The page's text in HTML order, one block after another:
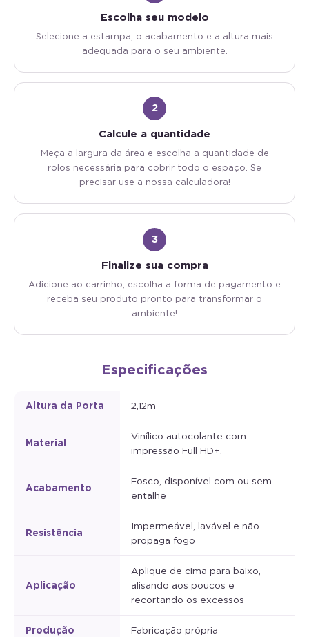
Escolha seu modelo
Selecione a estampa, o acabamento e a altura mais
adequada para o seu ambiente.
2
Calcule a quantidade
Meça a largura da área e escolha a quantidade de
rolos necessária para cobrir todo o espaço. Se
precisar use a nossa calculadora!
3
Finalize sua compra
Adicione ao carrinho, escolha a forma de pagamento e
receba seu produto pronto para transformar o
ambiente!
Especificações
Altura da Porta 2,12m
Material
Vinílico autocolante com
impressão Full HD+.
Acabamento
Fosco, disponível com ou sem
entalhe
Resistência
Impermeável, lavável e não
propaga fogo
Aplicação
Aplique de cima para baixo,
alisando aos poucos e
recortando os excessos
Produção Fabricação própria